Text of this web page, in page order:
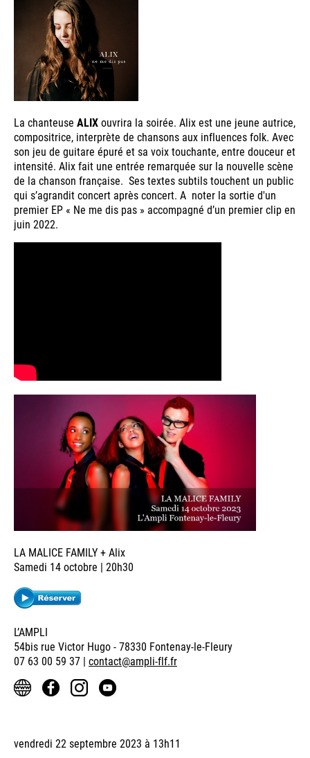
La chanteuse ALIXouvrira la soirée. Alix est une jeune autrice,
compositrice, interprète de chansons aux influences folk. Avec
son jeu de guitare épuré et sa voix touchante, entre douceur et
intensité. Alix fait une entrée remarquée sur la nouvelle scène
de la chanson française. Ses textes subtils touchent un public
qui s’agrandit concert après concert. A noter la sortie d'un
premier EP « Ne me dis pas » accompagné d’un premier clip en
juin 2022.
LA MALICE FAMILY + Alix
Samedi 14 octobre | 20h30
L’AMPLI
54bis rue Victor Hugo - 78330 Fontenay-le-Fleury
07 63 00 59 37 | contact@ampli-flf.fr
vendredi 22 septembre 2023 à 13h11